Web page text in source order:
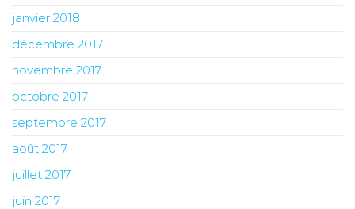
janvier 2018
décembre 2017
novembre 2017
octobre 2017
septembre 2017
août 2017
juillet 2017
juin 2017